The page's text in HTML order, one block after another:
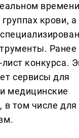
группах крови,
Ранее
конкурса.
сервисы для
медицинские
в том числе для